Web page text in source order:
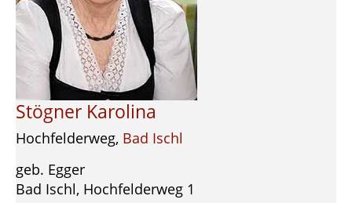
Stögner Karolina
Hochfelderweg, Bad Ischl
geb. Egger
Bad Ischl, Hochfelderweg 1